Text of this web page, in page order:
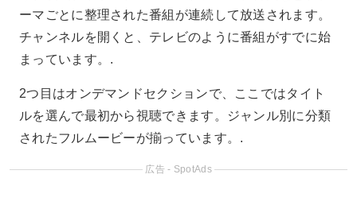
ーマごとに整理された番組が連続して放送されます。
チャンネルを開くと、テレビのように番組がすでに始
まっています。.
2つ目はオンデマンドセクションで、ここではタイト
ルを選んで最初から視聴できます。ジャンル別に分類
されたフルムービーが揃っています。.
広告 - SpotAds